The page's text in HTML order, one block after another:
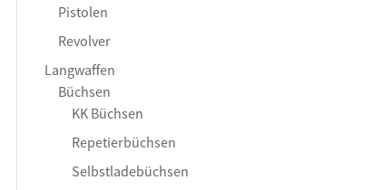
Pistolen
Revolver
Langwaffen
Büchsen
KK Büchsen
Repetierbüchsen
Selbstladebüchsen